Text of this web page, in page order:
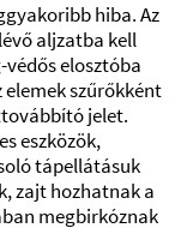
hiba. Az
aljzatba kell
elosztóba
elemek szűrőkként
jelet.
eszközök,
tápellátásuk
zajt hozhatnak a
megbirkóznak